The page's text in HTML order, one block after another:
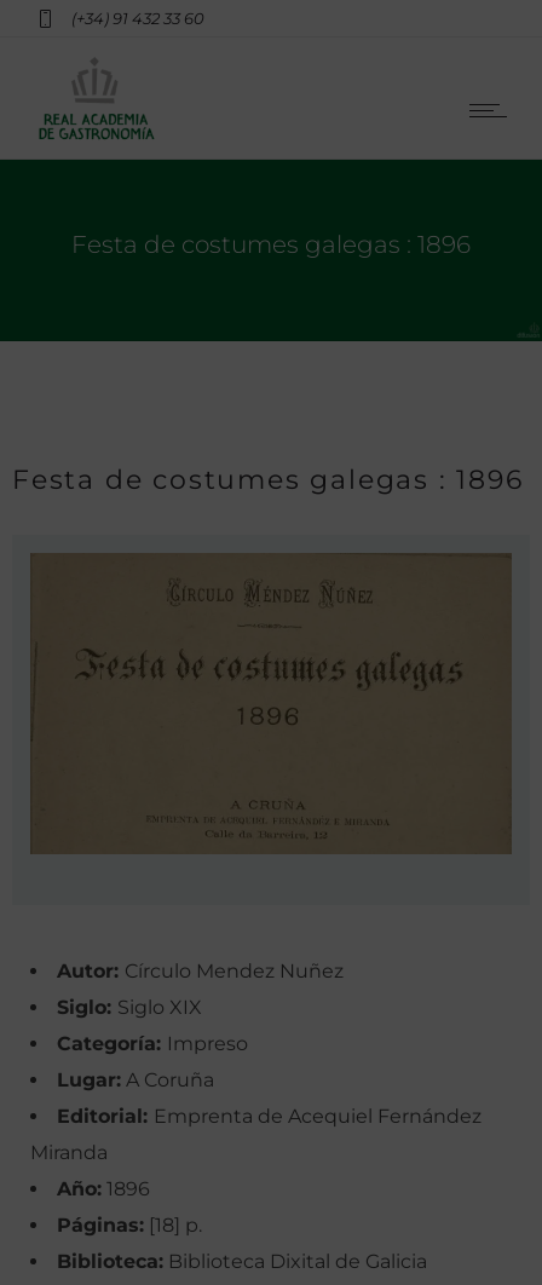
(+34) 91 432 33 60
Festa de costumes galegas : 1896
Festa de costumes galegas : 1896
Autor: Círculo Mendez Nuñez ‌
Siglo: Siglo XIX
Categoría: Impreso
Lugar: A Coruña
Editorial: Emprenta de Acequiel Fernández
Miranda
Año: 1896
Páginas: [18] p.
Biblioteca: Biblioteca Dixital de Galicia